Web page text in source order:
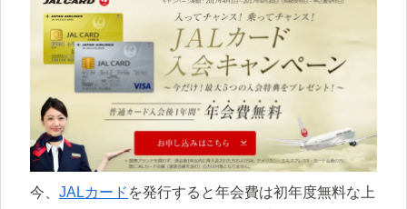
今、 JALカード を発行すると年会費は初年度無料な上